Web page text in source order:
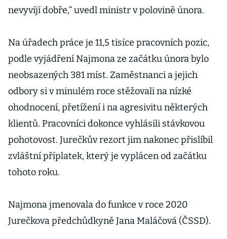
nevyvíjí dobře,“ uvedl ministr v polovině února.
Na úřadech práce je 11,5 tisíce pracovních pozic,
podle vyjádření Najmona ze začátku února bylo
neobsazených 381 míst. Zaměstnanci a jejich
odbory si v minulém roce stěžovali na nízké
ohodnocení, přetížení i na agresivitu některých
klientů. Pracovníci dokonce vyhlásili stávkovou
pohotovost. Jurečkův rezort jim nakonec přislíbil
zvláštní příplatek, který je vyplácen od začátku
tohoto roku.
Najmona jmenovala do funkce v roce 2020
Jurečkova předchůdkyně Jana Maláčová (ČSSD).